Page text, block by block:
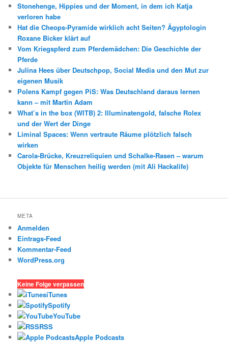
Stonehenge, Hippies und der Moment, in dem ich Katja
verloren habe
Hat die Cheops-Pyramide wirklich acht Seiten? Ägyptologin
Roxane Bicker klärt auf
Vom Kriegspferd zum Pferdemädchen: Die Geschichte der
Pferde
Julina Hees über Deutschpop, Social Media und den Mut zur
eigenen Musik
Polens Kampf gegen PiS: Was Deutschland daraus lernen
kann – mit Martin Adam
What’s in the box (WITB) 2: Illuminatengold, falsche Rolex
und der Wert der Dinge
Liminal Spaces: Wenn vertraute Räume plötzlich falsch
wirken
Carola-Brücke, Kreuzreliquien und Schalke-Rasen – warum
Objekte für Menschen heilig werden (mit Ali Hackalife)
META
Anmelden
Eintrags-Feed
Kommentar-Feed
WordPress.org
Keine Folge verpassen
iTunes
Spotify
YouTube
RSS
Apple Podcasts